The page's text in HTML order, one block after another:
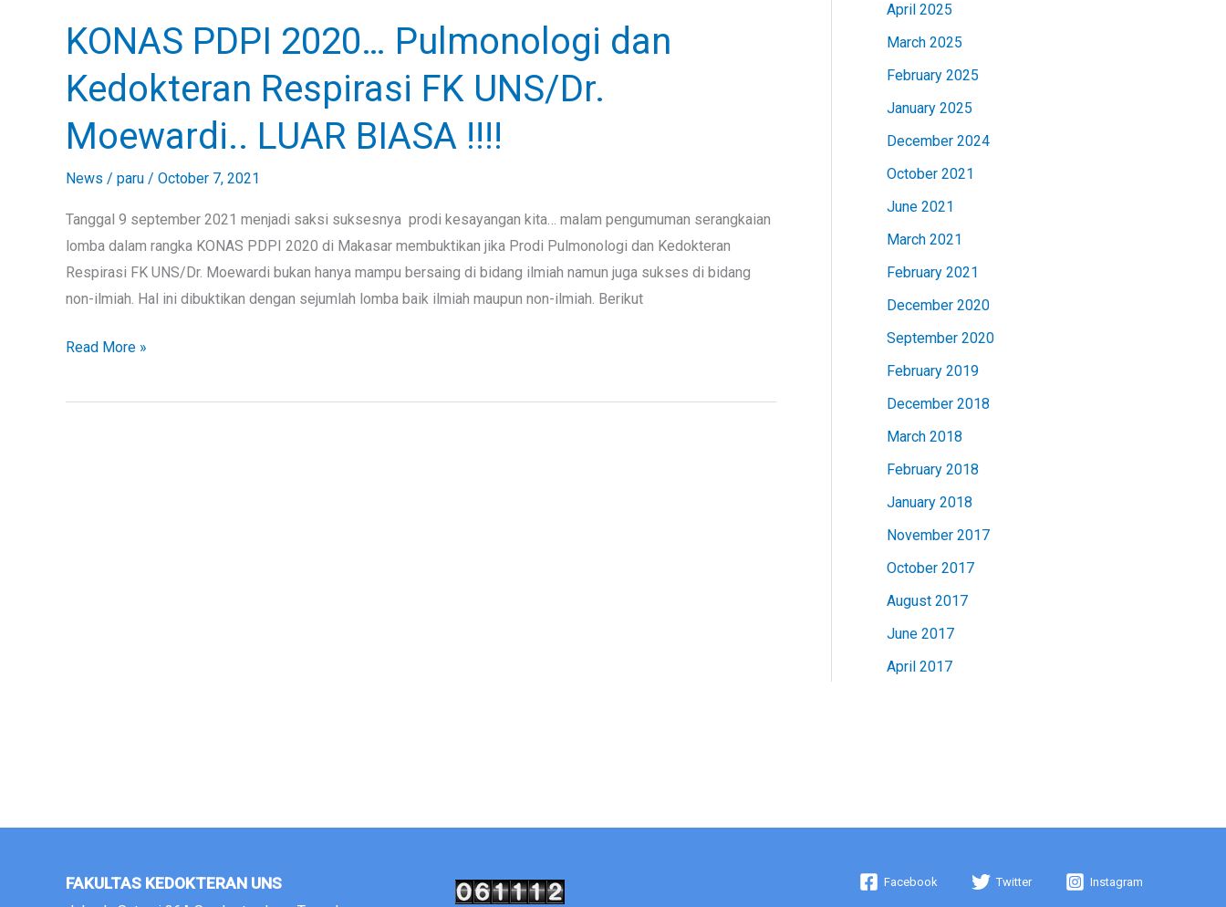
KONAS PDPI 2020… Pulmonologi dan
Kedokteran Respirasi FK UNS/Dr.
Moewardi.. LUAR BIASA !!!!
News / paru / October 7, 2021
Tanggal 9 september 2021 menjadi saksi suksesnya prodi kesayangan kita… malam pengumuman serangkaian
lomba dalam rangka KONAS PDPI 2020 di Makasar membuktikan jika Prodi Pulmonologi dan Kedokteran
Respirasi FK UNS/Dr. Moewardi bukan hanya mampu bersaing di bidang ilmiah namun juga sukses di bidang
non-ilmiah. Hal ini dibuktikan dengan sejumlah lomba baik ilmiah maupun non-ilmiah. Berikut
KONAS
PDPI
2020…
dan
Respirasi
FK
UNS/Dr.
Moewardi..
LUAR
!!!!
Read More »
April 2025
March 2025
February 2025
January 2025
December 2024
October 2021
June 2021
March 2021
February 2021
December 2020
September 2020
February 2019
December 2018
March 2018
February 2018
January 2018
November 2017
October 2017
August 2017
June 2017
April 2017
FAKULTAS KEDOKTERAN UNS Facebook Twitter Instagram